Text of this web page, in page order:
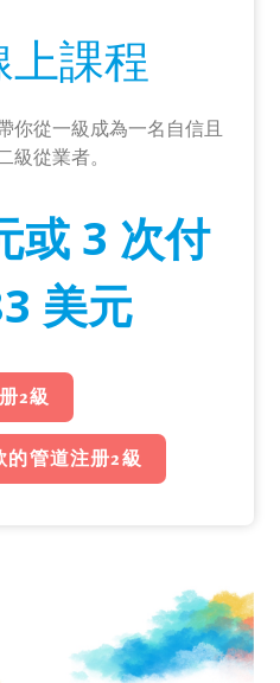
課程
你從一級成為一名自信且
級從業者。
或 3 次付
美元
2級
的管道注册2級